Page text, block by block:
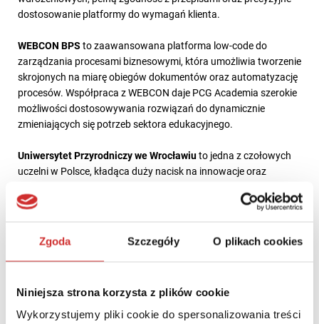
Zgoda Szczegóły O plikach cookies
Niniejsza strona korzysta z plików cookie
Wykorzystujemy pliki cookie do spersonalizowania treści
dostosowanie platformy do wymagań klienta.
WEBCON BPS to zaawansowana platforma low-code do
zarządzania procesami biznesowymi, która umożliwia tworzenie
skrojonych na miarę obiegów dokumentów oraz automatyzację
procesów. Współpraca z WEBCON daje PCG Academia szerokie
możliwości dostosowywania rozwiązań do dynamicznie
zmieniających się potrzeb sektora edukacyjnego.
Uniwersytet Przyrodniczy we Wrocławiuto jedna z czołowych
uczelni w Polsce, kładąca duży nacisk na innowacje oraz
dziedzinie nauk przyrodniczych i rolniczych, będąc instytucją
e-doręczeń jest kolejnym krokiem na drodze do cyfryzacji
uczelni.
BPS